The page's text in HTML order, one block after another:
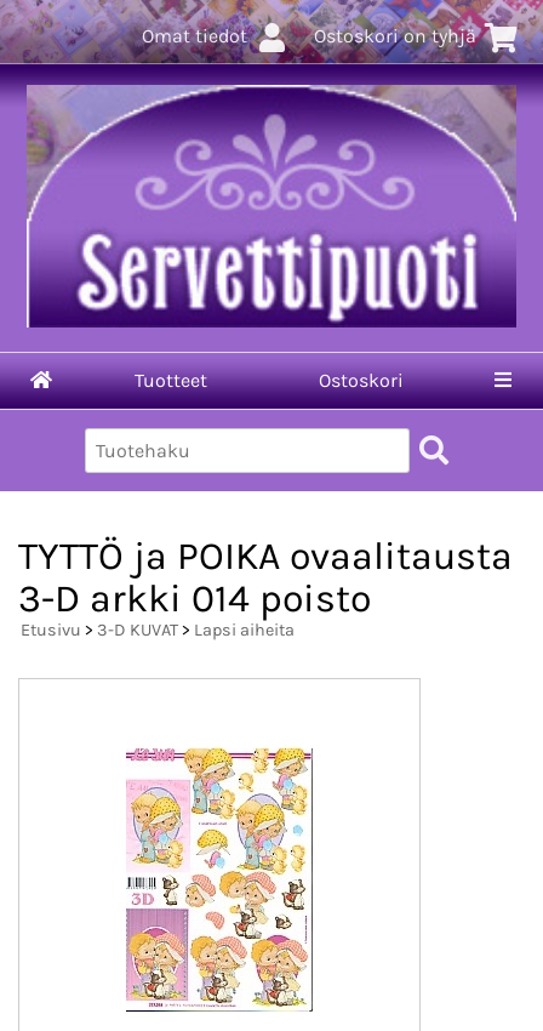
Omat tiedot Ostoskori on tyhjä
Tuotteet Ostoskori
TYTTÖ ja POIKA ovaalitausta
3-D arkki 014 poisto
Etusivu > 3-D KUVAT> Lapsi aiheita